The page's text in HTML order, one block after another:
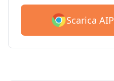
Scarica